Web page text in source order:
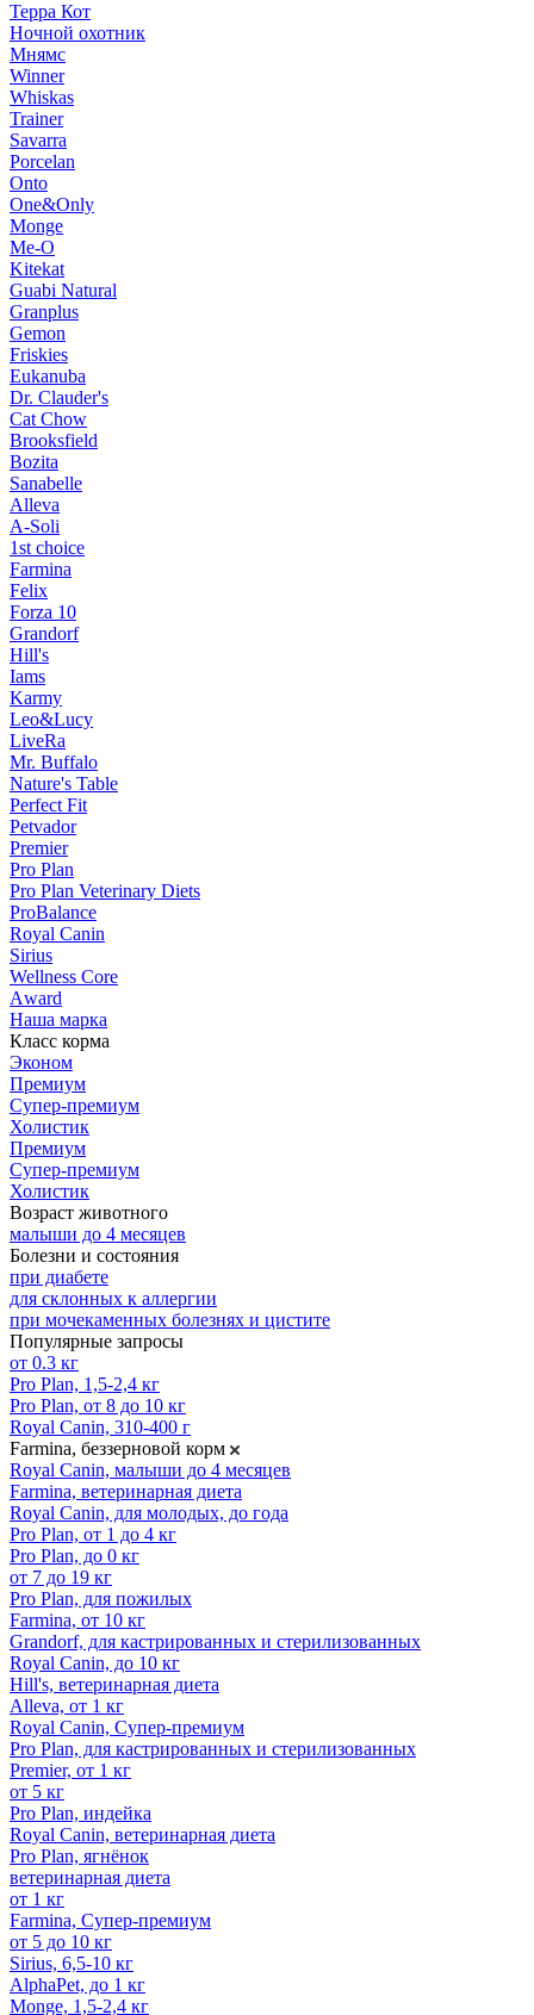
Терра Кот
Ночной охотник
Мнямс
Winner
Whiskas
Trainer
Savarra
Porcelan
Onto
One&Only
Monge
Me-O
Kitekat
Guabi Natural
Granplus
Gemon
Friskies
Eukanuba
Dr. Clauder's
Cat Chow
Brooksfield
Bozita
Sanabelle
Alleva
A-Soli
1st choice
Farmina
Felix
Forza 10
Grandorf
Hill's
Iams
Karmy
Leo&Lucy
LiveRa
Mr. Buffalo
Nature's Table
Perfect Fit
Petvador
Premier
Pro Plan
Pro Plan Veterinary Diets
ProBalance
Royal Canin
Sirius
Wellness Core
Аward
Наша марка
Класс корма
Эконом
Премиум
Супер-премиум
Холистик
Премиум
Супер-премиум
Холистик
Возраст животного
малыши до 4 месяцев
Болезни и состояния
при диабете
для склонных к аллергии
при мочекаменных болезнях и цистите
Популярные запросы
от 0.3 кг
Pro Plan, 1,5-2,4 кг
Pro Plan, от 8 до 10 кг
Royal Canin, 310-400 г
Farmina, беззерновой корм
Royal Canin, малыши до 4 месяцев
Farmina, ветеринарная диета
Royal Canin, для молодых, до года
Pro Plan, от 1 до 4 кг
Pro Plan, до 0 кг
от 7 до 19 кг
Pro Plan, для пожилых
Farmina, от 10 кг
Grandorf, для кастрированных и стерилизованных
Royal Canin, до 10 кг
Hill's, ветеринарная диета
Alleva, от 1 кг
Royal Canin, Супер-премиум
Pro Plan, для кастрированных и стерилизованных
Premier, от 1 кг
от 5 кг
Pro Plan, индейка
Royal Canin, ветеринарная диета
Pro Plan, ягнёнок
ветеринарная диета
от 1 кг
Farmina, Супер-премиум
от 5 до 10 кг
Sirius, 6,5-10 кг
AlphaPet, до 1 кг
Monge, 1,5-2,4 кг